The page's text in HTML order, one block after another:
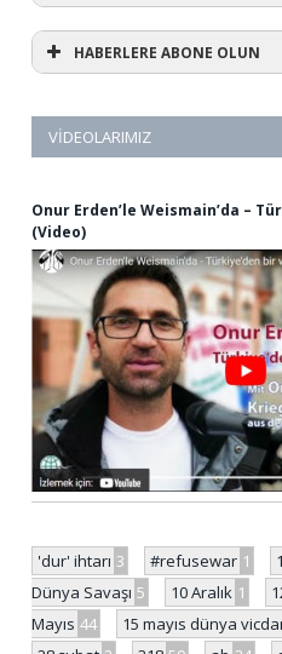
HABERLERE ABONE OLUN
VIDEOLARIMIZ
Onur Erden’le Weismain’da –
(Video)
'dur' ihtarı 3 #refusewar 1
Dünya Savaşı 5 10 Aralık 1
Mayıs 44 15 mayıs dünya